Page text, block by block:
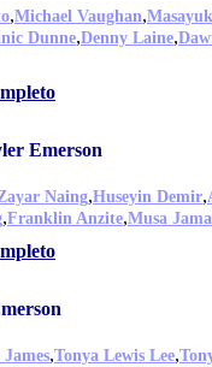
,Michael Vaughan,
Dunne,Denny Laine,
Emerson
Naing,Huseyin Demir,
,Franklin Anzite,Musa
James,Tonya Lewis Lee,